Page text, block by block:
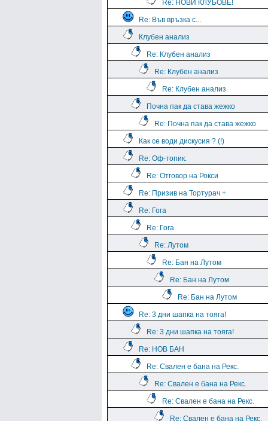
Re: НОВИ КЛУБОВЕ!
Re: Във връзка с...
Клубен анализ
Re: Клубен анализ
Re: Клубен анализ
Re: Клубен анализ
Почна пак да става жежко
Re: Почна пак да става жежко
Как се води дискусия ? (!)
Re: Оф-топик.
Re: Отговор на Рокси
Re: Призив на Тортурач +
Re: Гога
Re: Гога
Re: Лутом
Re: Бан на Лутом
Re: Бан на Лутом
Re: Бан на Лутом
Re: 3 дни шапка на тояга!
Re: 3 дни шапка на тояга!
Re: НОВ БАН
Re: Свален е бана на Рекс.
Re: Свален е бана на Рекс.
Re: Свален е бана на Рекс.
Re: Свален е бана на Рекс.